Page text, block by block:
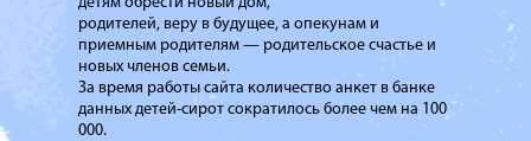
родителей, веру в будущее, а опекунам и
приемным родителям — родительское счастье и
новых членов семьи.
За время работы сайта количество анкет в банке
данных детей-сирот сократилось более чем на 100
000.